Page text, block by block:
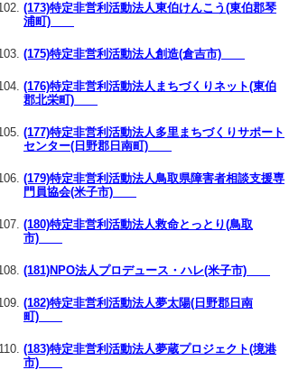
(173)特定非営利活動法人東伯けんこう(東伯郡琴
浦町)
(175)特定非営利活動法人創造(倉吉市)
(176)特定非営利活動法人まちづくりネット(東伯
郡北栄町)
(177)特定非営利活動法人多里まちづくりサポート
センター(日野郡日南町)
(179)特定非営利活動法人鳥取県障害者相談支援専
門員協会(米子市)
(180)特定非営利活動法人救命とっとり(鳥取
市)
(181)NPO法人プロデュース・ハレ(米子市)
(182)特定非営利活動法人夢太陽(日野郡日南
町)
(183)特定非営利活動法人夢蔵プロジェクト(境港
市)